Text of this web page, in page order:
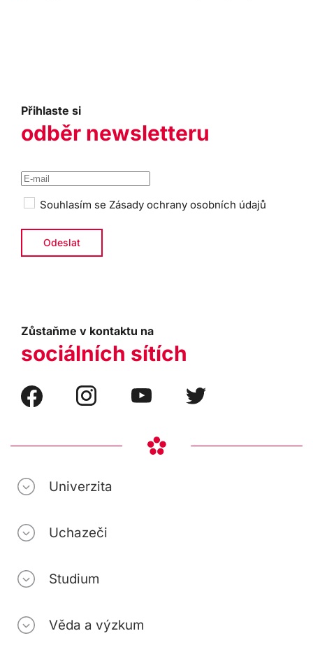
Přihlaste si
odběr newsletteru
Souhlasím se Zásady ochrany osobních údajů
Zůstaňme v kontaktu na
sociálních sítích
Univerzita
Uchazeči
Studium
Věda a výzkum